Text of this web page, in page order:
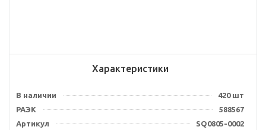
Характеристики
В наличии
420 шт
РАЭК
588567
Артикул
SQ0805-0002